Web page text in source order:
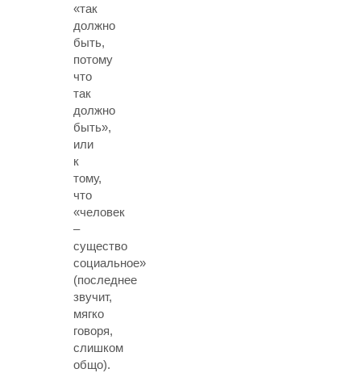
«так
должно
быть,
потому
что
так
должно
быть»,
или
к
тому,
что
«человек
–
существо
социальное»
(последнее
звучит,
мягко
говоря,
слишком
общо).